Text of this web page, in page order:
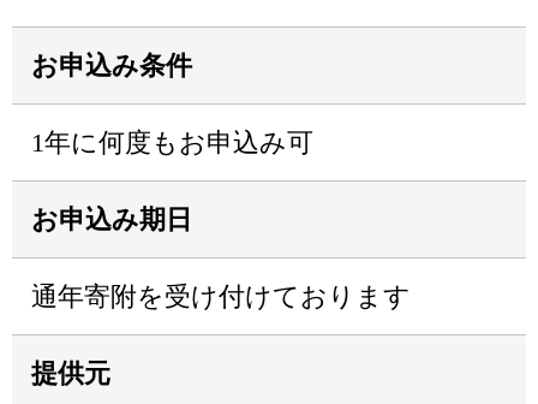
お申込み条件
1年に何度もお申込み可
お申込み期日
通年寄附を受け付けております
提供元